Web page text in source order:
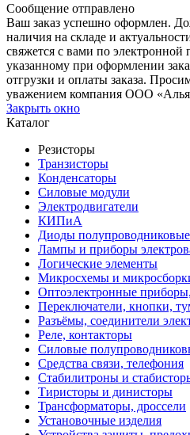
Сообщение отправлено
Ваш заказ успешно оформлен.
наличия на складе и
свяжется с вами по электронной
указанному при оформлении
отгрузки и оплаты заказа.
уважением компания ООО
Закрыть окно
Каталог
Резисторы
Транзисторы
Конденсаторы
Силовые модули
Электродвигатели
КИПиА
Диоды полупроводниковые
Лампы и приборы
Логические элементы
Микросхемы и
Оптоэлектронные
Переключатели, кнопки,
Разъёмы, соединители
Реле, контакторы
Силовые
Средства связи, телефония
Стабилитроны и
Тиристоры и динисторы
Трансформаторы, дроссели
Установочные изделия